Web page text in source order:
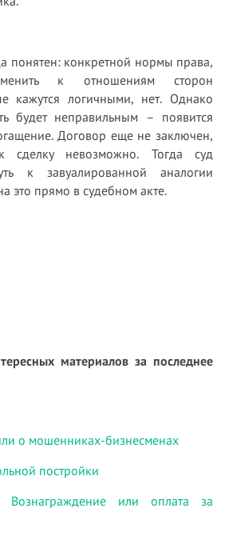
конкретной нормы права,
к отношениям сторон
кажутся логичными, нет. Однако
будет неправильным – появится
Договор еще не заключен,
сделку невозможно. Тогда суд
к завуалированной аналогии
это прямо в судебном акте.
материалов за последнее
о мошенниках-бизнесменах
постройки
Вознаграждение или оплата за